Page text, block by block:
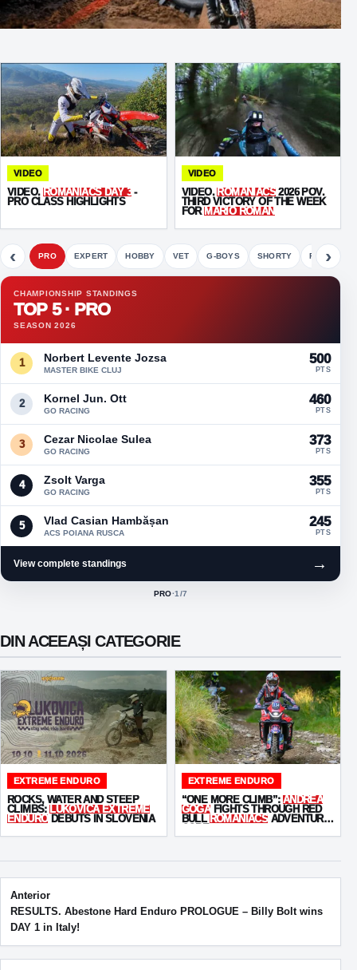
VIDEO
VIDEO. ROMANIACS DAY 3 -
PRO CLASS HIGHLIGHTS
VIDEO
VIDEO. ROMANIACS 2026 POV.
THIRD VICTORY OF THE WEEK
FOR MARIO ROMAN
‹ PRO EXPERT HOBBY VET G-BOYS SHORTY FETE
›
CHAMPIONSHIP STANDINGS
TOP 5 · PRO
SEASON 2026
1 Norbert Levente Jozsa
MASTER BIKE CLUJ
500
PTS
2 Kornel Jun. Ott
GO RACING
460
PTS
3 Cezar Nicolae Sulea
GO RACING
373
PTS
4 Zsolt Varga
GO RACING
355
PTS
5 Vlad Casian Hambășan
ACS POIANA RUSCA
245
PTS
View complete standings →
ACTIVE CLASS:
PRO·1 /7
DIN ACEEAȘI CATEGORIE
EXTREME ENDURO
ROCKS, WATER AND STEEP
CLIMBS: LUKOVICA EXTREME
ENDURO DEBUTS IN SLOVENIA
EXTREME ENDURO
“ONE MORE CLIMB”: ANDREA
GOGA FIGHTS THROUGH RED
BULL ROMANIACS ADVENTURE
Post navigation
Anterior
RESULTS. Abestone Hard Enduro PROLOGUE – Billy Bolt wins
DAY 1 in Italy!